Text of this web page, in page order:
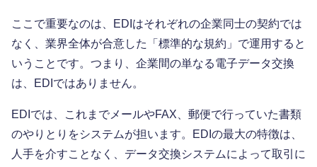
ここで重要なのは、EDIはそれぞれの企業同士の契約では
なく、業界全体が合意した「標準的な規約」で運用すると
いうことです。つまり、企業間の単なる電子データ交換
は、EDIではありません。
EDIでは、これまでメールやFAX、郵便で行っていた書類
のやりとりをシステムが担います。EDIの最大の特徴は、
人手を介すことなく、データ交換システムによって取引に